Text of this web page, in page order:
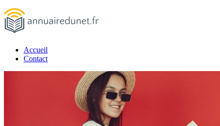
Passer
au
contenu
annuairedunet.fr
Accueil
Contact